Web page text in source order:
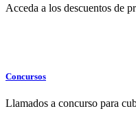
Acceda a los descuentos de
Concursos
Llamados a concurso para